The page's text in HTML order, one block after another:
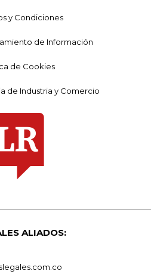
y Condiciones
de Información
de Cookies
de Industria y Comercio
ALIADOS: